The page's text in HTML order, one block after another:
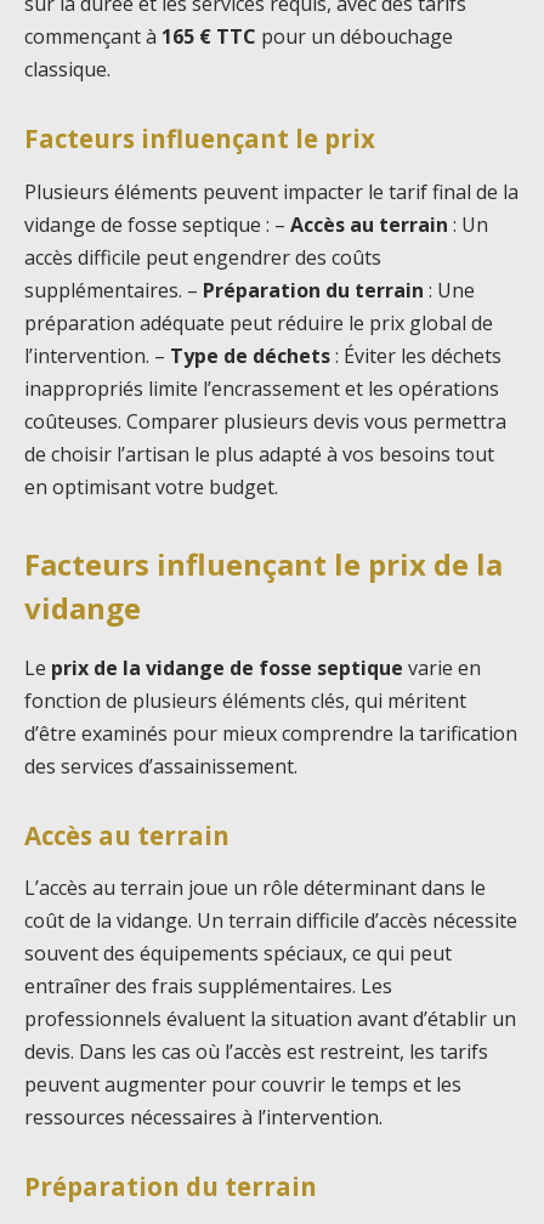
commençant à 165 € TTC pour un débouchage
classique.
Facteurs influençant le prix
Plusieurs éléments peuvent impacter le tarif final de la
vidange de fosse septique : – Accès au terrain : Un
accès difficile peut engendrer des coûts
supplémentaires. – Préparation du terrain : Une
préparation adéquate peut réduire le prix global de
l’intervention. – Type de déchets: Éviter les déchets
inappropriés limite l’encrassement et les opérations
coûteuses. Comparer plusieurs devis vous permettra
de choisir l’artisan le plus adapté à vos besoins tout
en optimisant votre budget.
Facteurs influençant le prix de la
vidange
Le prix de la vidange de fosse septique varie en
fonction de plusieurs éléments clés, qui méritent
d’être examinés pour mieux comprendre la tarification
des services d’assainissement.
Accès au terrain
L’accès au terrain joue un rôle déterminant dans le
coût de la vidange. Un terrain difficile d’accès nécessite
souvent des équipements spéciaux, ce qui peut
entraîner des frais supplémentaires. Les
professionnels évaluent la situation avant d’établir un
devis. Dans les cas où l’accès est restreint, les tarifs
peuvent augmenter pour couvrir le temps et les
ressources nécessaires à l’intervention.
Préparation du terrain